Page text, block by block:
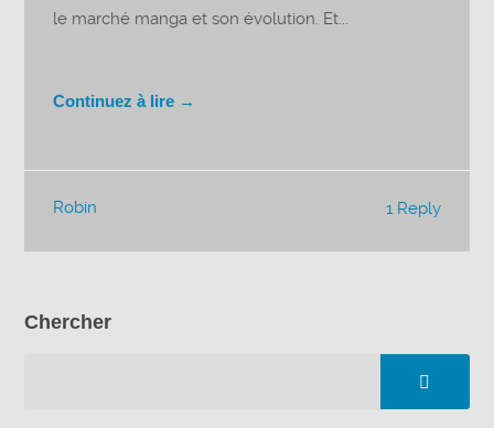
le marché manga et son évolution. Et...
Continuez à lire →
1 Reply
Robin
Chercher